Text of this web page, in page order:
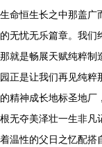
生命恒生长之中那盖广
的无忧无乐篇章。我们
那就是畅展天赋纯粹制
园正是让我们再见纯粹
的精神成长地标圣地厂
根无夺美泽壮一生非凡
着温性的父日之忆配搭